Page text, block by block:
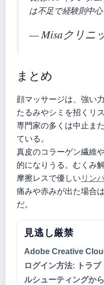
は不足で経験則中心
— Misaクリニ
まとめ
顔マッサージは、強い
たるみやシミを招くリ
専門家の多くは中止ま
ている。
真皮のコラーゲン繊維
的になりうる。むくみ
摩擦レスで優しいリン
痛みや赤みが出た場合
だ。
見逃し厳禁
Adobe Creative
ログイン方法: トラブ
ルシューティングから